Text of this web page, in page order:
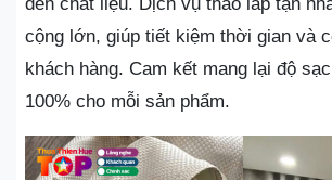
cộng lớn, giúp tiết kiệm thời gian và
khách hàng. Cam kết mang lại độ
100% cho mỗi sản phẩm.